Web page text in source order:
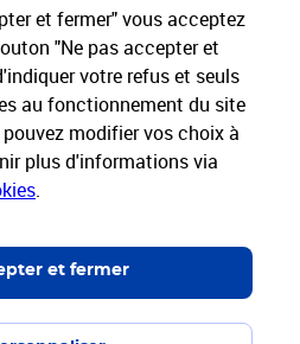
et fermer" vous acceptez
"Ne pas accepter et
votre refus et seuls
au fonctionnement du site
modifier vos choix à
plus d'informations via
.
et fermer
poste